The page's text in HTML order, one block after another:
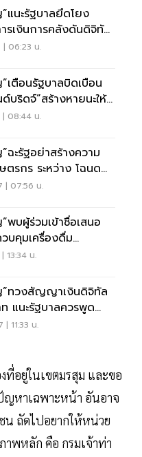
แนะรัฐบาลยึดโยง
รเงินการคลังดันดิจิทัล
| 06:23 น.
เตือนรัฐบาลบิดเบือน
บริดจ์”สร้างหายนะให้
| 08:44 น.
ฉะรัฐอย่าสร้างความ
ตรกร ระหว่าง โฉนด
นด สปก.
| 07:56 น.
พบผู้ร่วมเข้าชื่อเสนอ
วบคุมเครื่องดื่ม
13:34 น.
”ทวงสัญญาเงินดิจิทัล
แนะรัฐบาลควรพูด
ระชาชน
11:33 น.
ที่อยู่ในเขตมรสุม และขอ
หาเฉพาะหน้า อันอาจ
น ถัดไปอยากให้หน่วย
าพหลัก คือ กรมเจ้าท่า